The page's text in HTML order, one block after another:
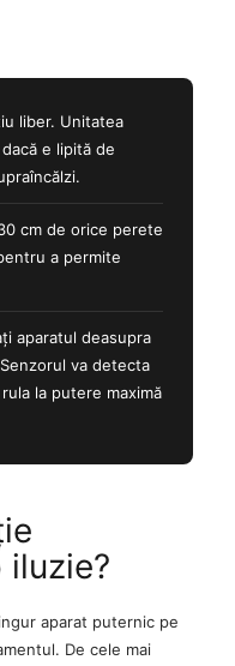
liber. Unitatea
e lipită de
cm de orice perete
a permite
aparatul deasupra
va detecta
la putere maximă
aparat puternic pe
De cele mai